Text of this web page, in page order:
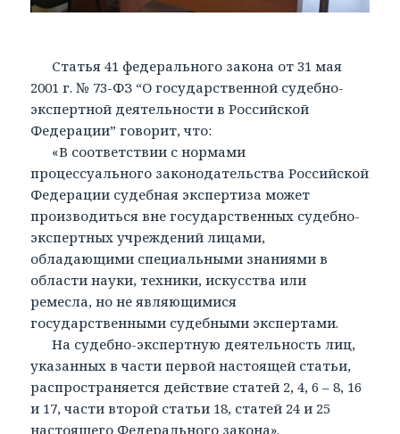
Статья 41 федерального закона от 31 мая
2001 г. № 73-ФЗ “О государственной судебно-
экспертной деятельности в Российской
Федерации” говорит, что:
«В соответствии с нормами
процессуального законодательства Российской
Федерации судебная экспертиза может
производиться вне государственных судебно-
экспертных учреждений лицами,
обладающими специальными знаниями в
области науки, техники, искусства или
ремесла, но не являющимися
государственными судебными экспертами.
На судебно-экспертную деятельность лиц,
указанных в части первой настоящей статьи,
распространяется действие статей 2, 4, 6 – 8, 16
и 17, части второй статьи 18, статей 24 и 25
настоящего Федерального закона».